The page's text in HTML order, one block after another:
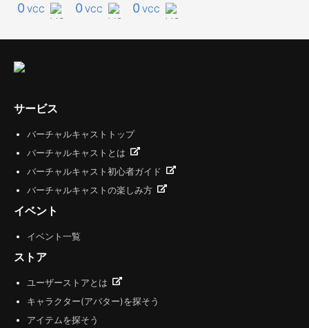
0 VCC 0 VCC 0 VCC
サービス
バーチャルキャストトップ
バーチャルキャストとは
バーチャルキャスト初心者ガイド
バーチャルキャストの楽しみ方
イベント
イベント一覧
ストア
ユーザーストアとは
キャラクター(アバター)を探そう
アイテムを探そう